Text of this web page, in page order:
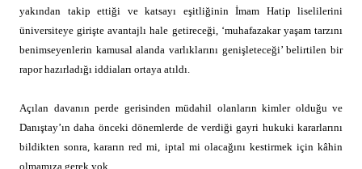
yakından takip ettiği ve katsayı eşitliğinin İmam Hatip liselilerini
üniversiteye girişte avantajlı hale getireceği, ‘muhafazakar yaşam tarzını
benimseyenlerin kamusal alanda varlıklarını genişleteceği’ belirtilen bir
rapor hazırladığı iddiaları ortaya atıldı.
Açılan davanın perde gerisinden müdahil olanların kimler olduğu ve
Danıştay’ın daha önceki dönemlerde de verdiği gayri hukuki kararlarını
bildikten sonra, kararın red mi, iptal mi olacağını kestirmek için kâhin
olmamıza gerek yok.